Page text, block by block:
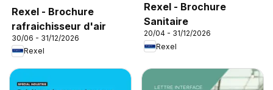
Rexel - Brochure
rafraichisseur d'air
30/06 - 31/12/2026
Rexel
Rexel - Brochure
Sanitaire
20/04 - 31/12/2026
Rexel